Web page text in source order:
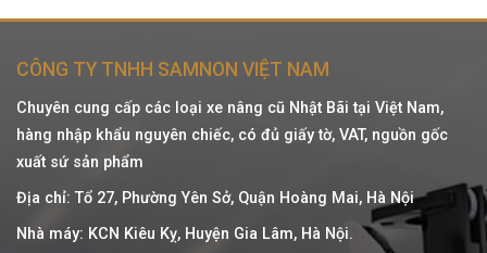
CÔNG TY TNHH SAMNON VIỆT NAM
Chuyên cung cấp các loại xe nâng cũ Nhật Bãi tại Việt Nam,
hàng nhập khẩu nguyên chiếc, có đủ giấy tờ, VAT, nguồn gốc
xuất sứ sản phẩm
Địa chỉ: Tổ 27, Phường Yên Sở, Quận Hoàng Mai, Hà Nội
Nhà máy: KCN Kiêu Kỵ, Huyện Gia Lâm, Hà Nội.